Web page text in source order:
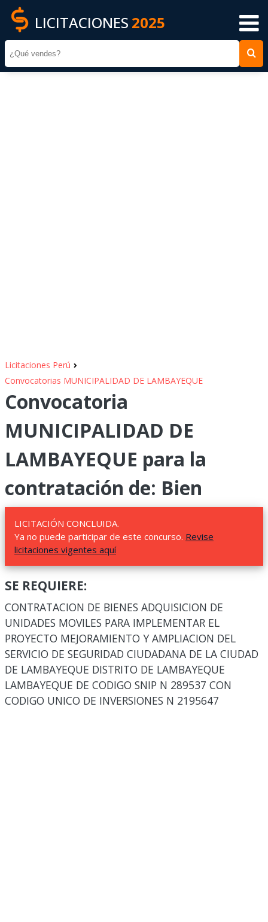
LICITACIONES 2025
Licitaciones Perú ›
Convocatorias MUNICIPALIDAD DE LAMBAYEQUE
Convocatoria
MUNICIPALIDAD DE
LAMBAYEQUE para la
contratación de: Bien
LICITACIÓN CONCLUIDA.
Ya no puede participar de este concurso. Revise
licitaciones vigentes aquí
SE REQUIERE:
CONTRATACION DE BIENES ADQUISICION DE
UNIDADES MOVILES PARA IMPLEMENTAR EL
PROYECTO MEJORAMIENTO Y AMPLIACION DEL
SERVICIO DE SEGURIDAD CIUDADANA DE LA CIUDAD
DE LAMBAYEQUE DISTRITO DE LAMBAYEQUE
LAMBAYEQUE DE CODIGO SNIP N 289537 CON
CODIGO UNICO DE INVERSIONES N 2195647